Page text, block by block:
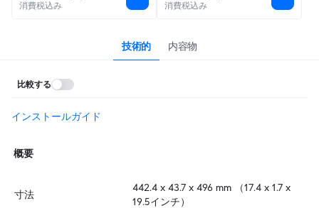
消費税込み 消費税込み
技術的 内容物
比較する
インストールガイド
概要
寸法
442.4 x 43.7 x 496 mm （17.4 x 1.7 x
19.5インチ）